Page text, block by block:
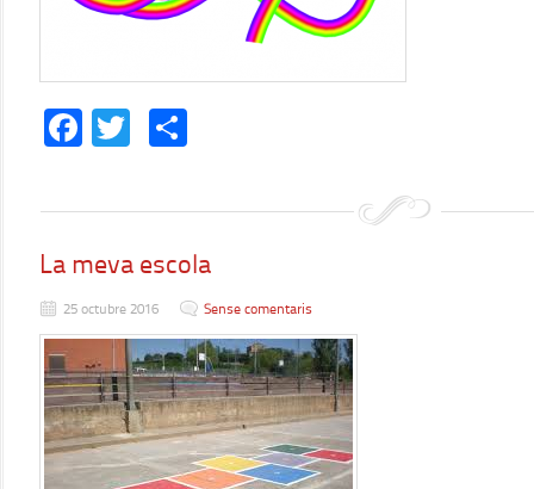
Facebook
Twitter
La meva escola
25 octubre 2016 Sense comentaris